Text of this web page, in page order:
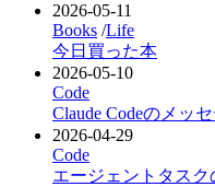
2026-05-11
Books /Life
今日買った本
2026-05-10
Code
Claude Codeのメッ
2026-04-29
Code
エージェントタスク